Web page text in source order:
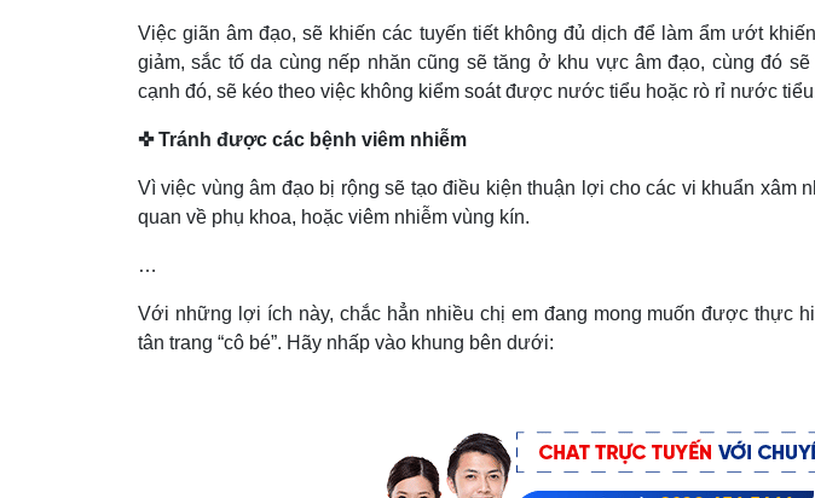
Việc giãn âm đạo, sẽ khiến các tuyến tiết không đủ dịch để làm ẩm ướt
giảm, sắc tố da cùng nếp nhăn cũng sẽ tăng ở khu vực âm đạo, cùng đó
cạnh đó, sẽ kéo theo việc không kiểm soát được nước tiểu hoặc rò rỉ nước
✜ Tránh được các bệnh viêm nhiễm
Vì việc vùng âm đạo bị rộng sẽ tạo điều kiện thuận lợi cho các vi khuẩn xâm
quan về phụ khoa, hoặc viêm nhiễm vùng kín.
…
Với những lợi ích này, chắc hẳn nhiều chị em đang mong muốn được thực
tân trang “cô bé”. Hãy nhấp vào khung bên dưới: